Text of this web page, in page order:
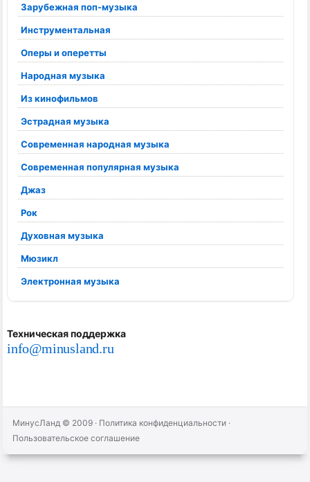
Зарубежная поп-музыка
Инструментальная
Оперы и оперетты
Народная музыка
Из кинофильмов
Эстрадная музыка
Современная народная музыка
Современная популярная музыка
Джаз
Рок
Духовная музыка
Мюзикл
Электронная музыка
Техническая поддержка
info@minusland.ru
МинусЛанд © 2009 · Политика конфиденциальности ·
Пользовательское соглашение